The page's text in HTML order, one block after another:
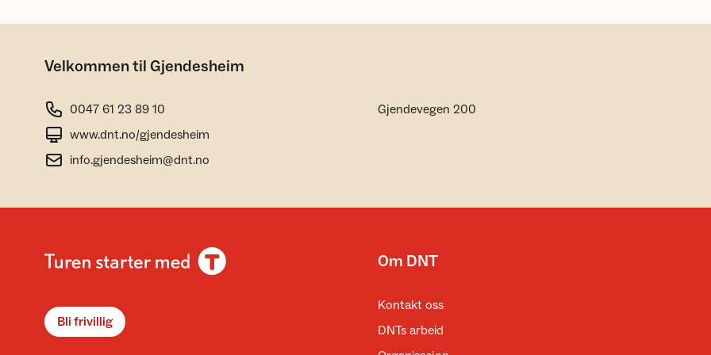
Velkommen til Gjendesheim
0047 61 23 89 10
www.dnt.no/gjendesheim
info.gjendesheim@dnt.no
Gjendevegen 200
Bli frivillig
Om DNT
Kontakt oss
DNTs arbeid